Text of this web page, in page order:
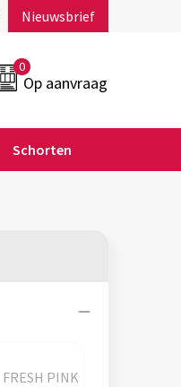
Nieuwsbrief
0
Op aanvraag
Schorten
FRESH PINK